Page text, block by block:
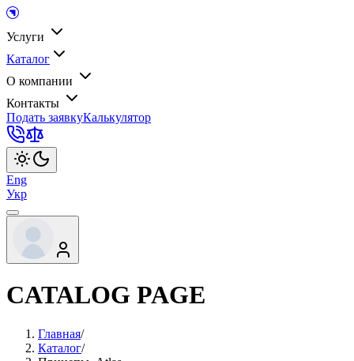
Услуги
Каталог
О компании
Контакты
Подать заявкуКалькулятор
Eng
Укр
CATALOG PAGE
Главная/
Каталог/